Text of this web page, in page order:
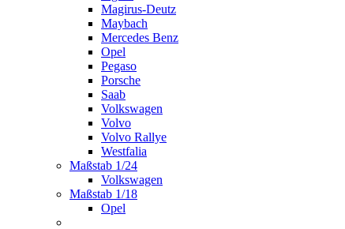
Magirus-Deutz
Maybach
Mercedes Benz
Opel
Pegaso
Porsche
Saab
Volkswagen
Volvo
Volvo Rallye
Westfalia
Maßstab 1/24
Volkswagen
Maßstab 1/18
Opel